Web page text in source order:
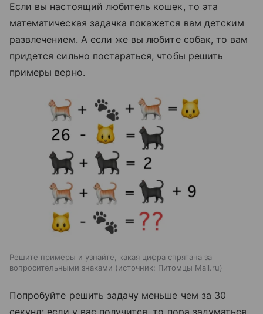
Если вы настоящий любитель кошек, то эта
математическая задачка покажется вам детским
развлечением. А если же вы любите собак, то вам
придется сильно постараться, чтобы решить
примеры верно.
Решите примеры и узнайте, какая цифра спрятана за
вопросительными знаками
источник: Питомцы Mail.ru
Попробуйте решить задачу меньше чем за 30